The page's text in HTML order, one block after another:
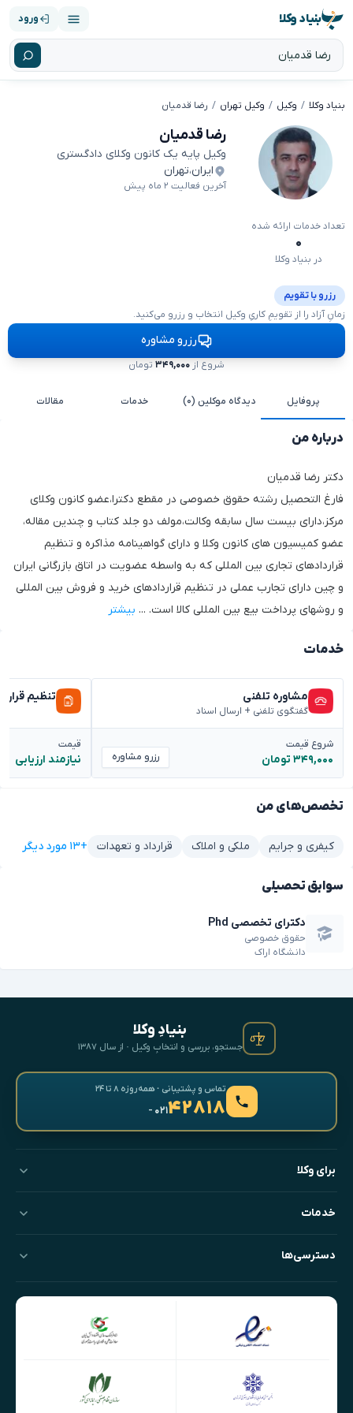
بنیاد وکلا ورود
بنیاد وکلا وکیل وکیل تهران رضا قدمیان
رضا قدمیان
وکیل پایه یک کانون وکلای دادگستری
ایران،تهران
آخرین فعالیت ۲ ماه پیش
تعداد خدمات ارائه شده
۰
در بنیاد وکلا
رزرو با تقویم
زمانِ آزاد را از تقویمِ کاریِ وکیل انتخاب و رزرو می‌کنید.
رزرو مشاوره
شروع از ۳۴۹,۰۰۰تومان
پروفایل دیدگاه موکلین (۰) خدمات مقالات
درباره من
دکتر رضا قدمیان
فارغ التحصیل رشته حقوق خصوصی در مقطع دکترا،عضو کانون وکلای
مرکز،دارای بیست سال سابقه وکالت،مولف دو جلد کتاب و چندین مقاله،
عضو کمیسیون های کانون وکلا و دارای گواهینامه مذاکره و تنظیم
قراردادهای تجاری بین المللی که به واسطه عضویت در اتاق بازرگانی ایران
و چین دارای تجارب عملی در تنظیم قراردادهای خرید و فروش بین المللی
و روشهای پرداخت بیع بین المللی کالا است. ... بیشتر
تخصص‌های من
کیفری و جرایم ملکی و املاک قرارداد و تعهدات +۱۳ مورد دیگر
خدمات
مشاوره تلفنی
گفتگوی تلفنی + ارسال اسناد
شروع قیمت
۳۴۹,۰۰۰ تومان رزرو مشاوره
تنظیم
قیمت
نیازمند ارزیابی
سوابق تحصیلی
دکترای تخصصی Phd
حقوق خصوصی
دانشگاه اراک
بنیادِ وکلا
جستجو، بررسی و انتخابِ وکیل · از سال ۱۳۸۷
تماس و پشتیبانی · همه‌روزه ۸ تا ۲۴
۴۲۸۱۸- ۰۲۱
برای وکلا
خدمات
دسترسی‌ها